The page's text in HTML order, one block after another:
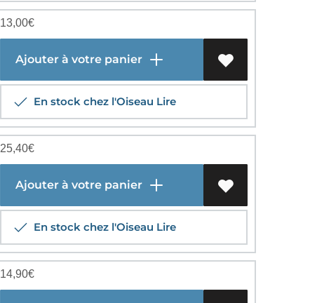
13,00€
Ajouter à votre panier
En stock chez l'Oiseau Lire
25,40€
Ajouter à votre panier
En stock chez l'Oiseau Lire
14,90€